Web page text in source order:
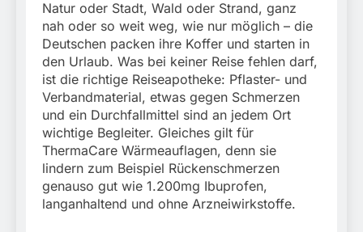
Beinahekollision an
Bahnübergang in Aubing
/ Bundespolizei ermittelt
wegen gefährlichen
Eingriffs in den
Bahnverkehr
5. August 2026
Natur oder Stadt, Wald oder Strand, ganz
nah oder so weit weg, wie nur möglich – die
Deutschen packen ihre Koffer und starten in
den Urlaub. Was bei keiner Reise fehlen darf,
ist die richtige Reiseapotheke: Pflaster- und
Verbandmaterial, etwas gegen Schmerzen
und ein Durchfallmittel sind an jedem Ort
wichtige Begleiter. Gleiches gilt für
ThermaCare Wärmeauflagen, denn sie
lindern zum Beispiel Rückenschmerzen
genauso gut wie 1.200mg Ibuprofen,
langanhaltend und ohne Arzneiwirkstoffe.